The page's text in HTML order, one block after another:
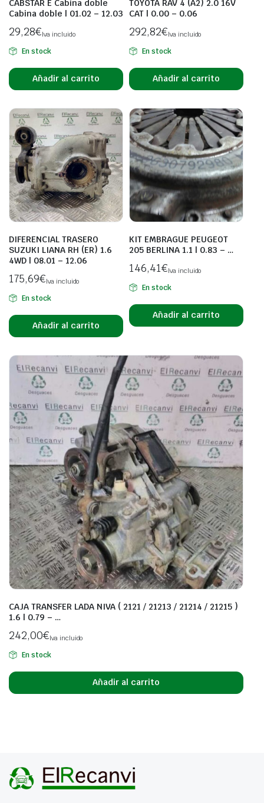
CABSTAR E Cabina doble
Cabina doble | 01.02 – 12.03
29,28€Iva incluido
En stock
Añadir al carrito
TOYOTA RAV 4 (A2) 2.0 16V
CAT | 0.00 – 0.06
292,82€Iva incluido
En stock
Añadir al carrito
DIFERENCIAL TRASERO
SUZUKI LIANA RH (ER) 1.6
4WD | 08.01 – 12.06
175,69€Iva incluido
En stock
Añadir al carrito
KIT EMBRAGUE PEUGEOT
205 BERLINA 1.1 | 0.83 – …
146,41€Iva incluido
En stock
Añadir al carrito
CAJA TRANSFER LADA NIVA ( 2121 / 21213 / 21214 / 21215 )
1.6 | 0.79 – …
242,00€Iva incluido
En stock
Añadir al carrito